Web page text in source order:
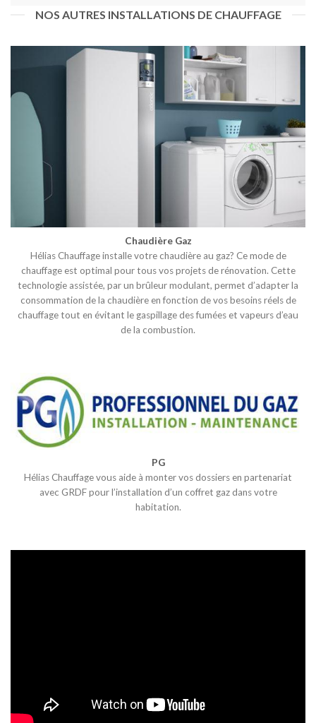
NOS AUTRES INSTALLATIONS DE CHAUFFAGE
Chaudière Gaz
Hélias Chauffage installe votre chaudière au gaz? Ce mode de
chauffage est optimal pour tous vos projets de rénovation. Cette
technologie assistée, par un brûleur modulant, permet d’adapter la
consommation de la chaudière en fonction de vos besoins réels de
chauffage tout en évitant le gaspillage des fumées et vapeurs d’eau
de la combustion.
PG
Hélias Chauffage vous aide à monter vos dossiers en partenariat
avec GRDF pour l’installation d’un coffret gaz dans votre
habitation.